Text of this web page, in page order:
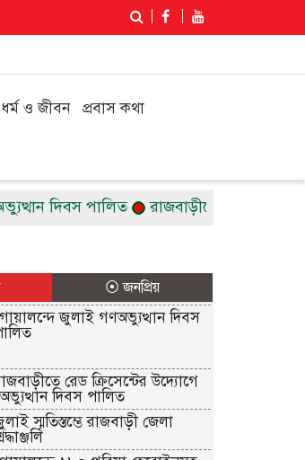
ধর্ম ও জীবন প্রবাস কথা
দিবস পালিত রাজবাড়ীতে রেড
⦿ জনপ্রিয়
জুলাই গণঅভ্যুত্থান দিবস
রেড ক্রিসেন্টের উদ্যোগে
দিবস পালিত
স্মৃতিস্তম্ভে রাজবাড়ী জেলা